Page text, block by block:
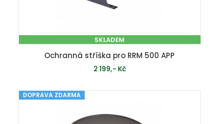
SKLADEM
Ochranná stříška pro RRM 500 APP
2 199,- Kč
DOPRAVA ZDARMA